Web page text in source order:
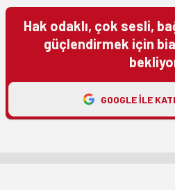
Hak odaklı, çok sesli,
güçlendirmek için
GOOGLE ILE